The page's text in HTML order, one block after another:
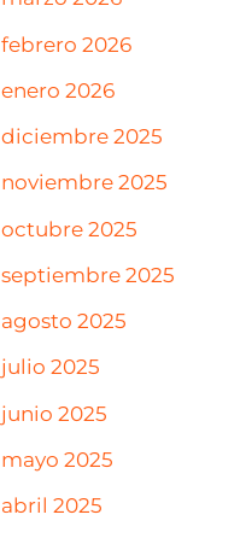
febrero 2026
enero 2026
diciembre 2025
noviembre 2025
octubre 2025
septiembre 2025
agosto 2025
julio 2025
junio 2025
mayo 2025
abril 2025